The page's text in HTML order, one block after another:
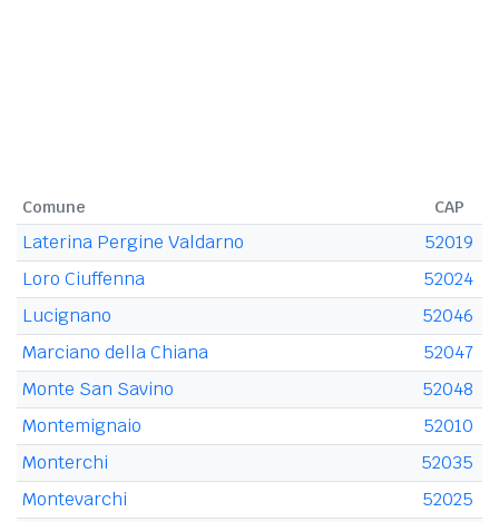
Comune CAP
Laterina Pergine Valdarno
52019
Loro Ciuffenna
52024
Lucignano
52046
Marciano della Chiana
52047
Monte San Savino
52048
Montemignaio
52010
Monterchi
52035
Montevarchi
52025